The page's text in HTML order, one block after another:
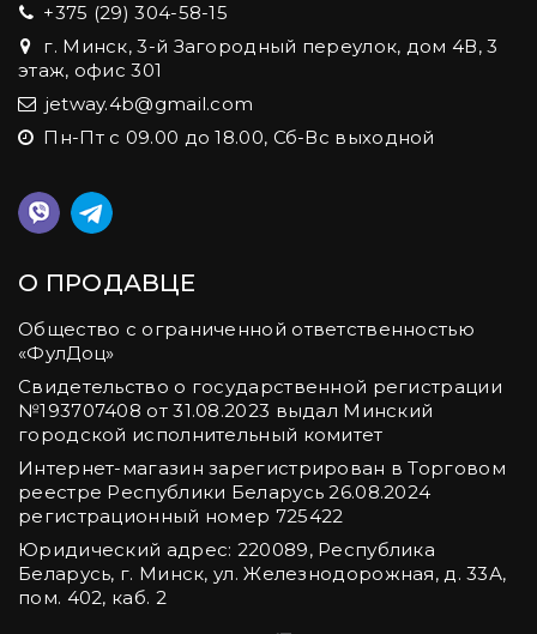
+375 (29) 304-58-15
г. Минск, 3-й Загородный переулок, дом 4В, 3
этаж, офис 301
jetway.4b@gmail.com
Пн-Пт с 09.00 до 18.00, Сб-Вс выходной
О ПРОДАВЦЕ
Общество с ограниченной ответственностью
«ФулДоц»
Свидетельство о государственной регистрации
№‎193707408 от 31.08.2023 выдал Минский
городской исполнительный комитет
Интернет-магазин зарегистрирован в Торговом
реестре Республики Беларусь 26.08.2024
регистрационный номер 725422
Юридический адрес: 220089, Республика
Беларусь, г. Минск, ул. Железнодорожная, д. 33А,
пом. 402, каб. 2